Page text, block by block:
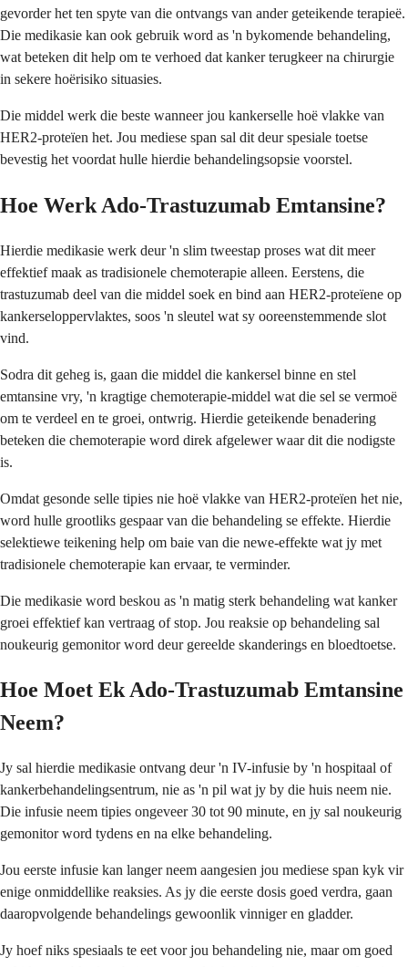
gevorder het ten spyte van die ontvangs van ander geteikende terapieë.
Die medikasie kan ook gebruik word as 'n bykomende behandeling,
wat beteken dit help om te verhoed dat kanker terugkeer na chirurgie
in sekere hoërisiko situasies.
Die middel werk die beste wanneer jou kankerselle hoë vlakke van
HER2-proteïen het. Jou mediese span sal dit deur spesiale toetse
bevestig het voordat hulle hierdie behandelingsopsie voorstel.
Hoe Werk Ado-Trastuzumab Emtansine?
Hierdie medikasie werk deur 'n slim tweestap proses wat dit meer
effektief maak as tradisionele chemoterapie alleen. Eerstens, die
trastuzumab deel van die middel soek en bind aan HER2-proteïene op
kankerseloppervlaktes, soos 'n sleutel wat sy ooreenstemmende slot
vind.
Sodra dit geheg is, gaan die middel die kankersel binne en stel
emtansine vry, 'n kragtige chemoterapie-middel wat die sel se vermoë
om te verdeel en te groei, ontwrig. Hierdie geteikende benadering
beteken die chemoterapie word direk afgelewer waar dit die nodigste
is.
Omdat gesonde selle tipies nie hoë vlakke van HER2-proteïen het nie,
word hulle grootliks gespaar van die behandeling se effekte. Hierdie
selektiewe teikening help om baie van die newe-effekte wat jy met
tradisionele chemoterapie kan ervaar, te verminder.
Die medikasie word beskou as 'n matig sterk behandeling wat kanker
groei effektief kan vertraag of stop. Jou reaksie op behandeling sal
noukeurig gemonitor word deur gereelde skanderings en bloedtoetse.
Hoe Moet Ek Ado-Trastuzumab Emtansine
Neem?
Jy sal hierdie medikasie ontvang deur 'n IV-infusie by 'n hospitaal of
kankerbehandelingsentrum, nie as 'n pil wat jy by die huis neem nie.
Die infusie neem tipies ongeveer 30 tot 90 minute, en jy sal noukeurig
gemonitor word tydens en na elke behandeling.
Jou eerste infusie kan langer neem aangesien jou mediese span kyk vir
enige onmiddellike reaksies. As jy die eerste dosis goed verdra, gaan
daaropvolgende behandelings gewoonlik vinniger en gladder.
Jy hoef niks spesiaals te eet voor jou behandeling nie, maar om goed